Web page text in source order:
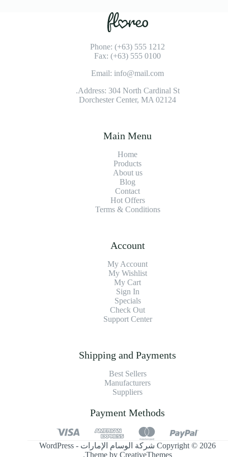
Phone: (+63) 555 1212
Fax: (+63) 555 0100
Email: info@mail.com
Address: 304 North Cardinal St.
Dorchester Center, MA 02124
Main Menu
Home
Products
About us
Blog
Contact
Hot Offers
Terms & Conditions
Account
My Account
My Wishlist
My Cart
Sign In
Specials
Check Out
Support Center
Shipping and Payments
Best Sellers
Manufacturers
Suppliers
Payment Methods
Copyright © 2026 شركة الوسام الإمارات - WordPress
Theme byCreativeThemes
.